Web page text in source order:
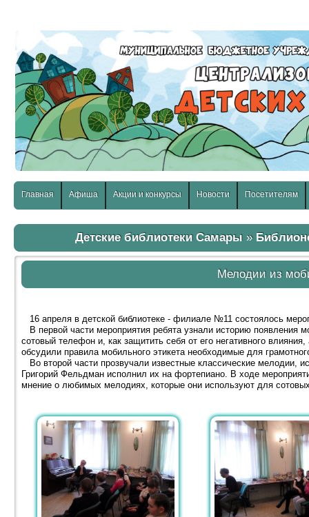
Главная Афиша Акции и конкурсы Новости Посетителям
Детские библиотеки Самары»
Мелодии из
16 апреля в детской библиотеке - филиале №11 состоялось
В первой части мероприятия ребята узнали историю
сотовый телефон и, как защитить себя от его негативного
обсудили правила мобильного этикета необходимые для
Во второй части прозвучали известные классические мелодии,
Григорий Фельдман исполнил их на фортепиано. В ходе
мнение о любимых мелодиях, которые они используют для